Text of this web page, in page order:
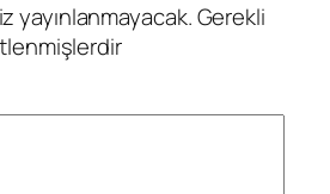
yayınlanmayacak.Gerekli